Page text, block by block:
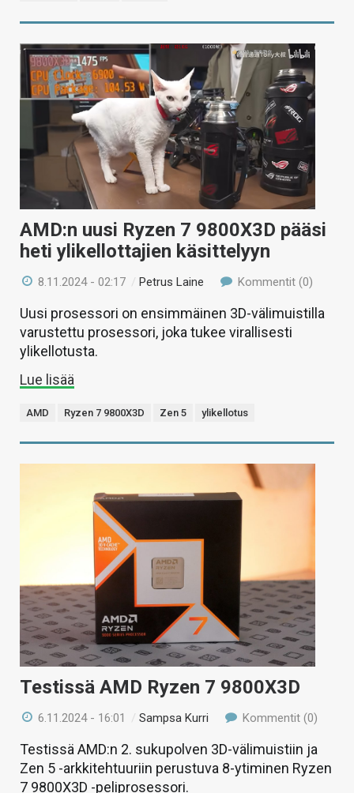
AMD:n uusi Ryzen 7 9800X3D pääsi
heti ylikellottajien käsittelyyn
8.11.2024 - 02:17 / Petrus Laine Kommentit (0)
Uusi prosessori on ensimmäinen 3D-välimuistilla
varustettu prosessori, joka tukee virallisesti
ylikellotusta.
Lue lisää
AMD Ryzen 7 9800X3D Zen 5 ylikellotus
Testissä AMD Ryzen 7 9800X3D
6.11.2024 - 16:01 /Sampsa Kurri Kommentit (0)
Testissä AMD:n 2. sukupolven 3D-välimuistiin ja
Zen 5 -arkkitehtuuriin perustuva 8-ytiminen Ryzen
7 9800X3D -peliprosessori.